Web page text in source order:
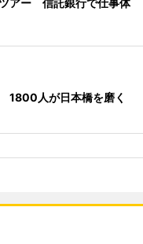
1800人が日本橋を磨く